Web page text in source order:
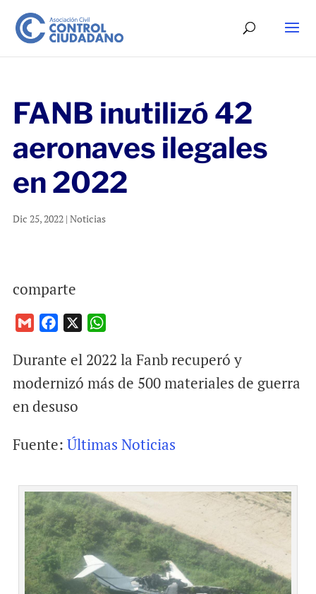
FANB inutilizó 42
aeronaves ilegales
en 2022
Dic 25, 2022| Noticias
comparte
a
i
c
e
o
k
a
t
p
Durante el 2022 la Fanb recuperó y
modernizó más de 500 materiales de guerra
en desuso
Fuente: Últimas Noticias